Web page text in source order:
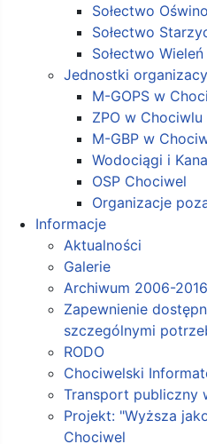
Sołectwo Oświno
Sołectwo
Sołectwo
Jednostki
M-GOPS w
ZPO w Chociwlu
M-GBP w
Wodociągi i
OSP Chociwel
Organizacje
Informacje
Aktualności
Galerie
Archiwum 2006-2016
Zapewnienie
szczególnymi
RODO
Chociwelski
Transport publiczny
Projekt: "Wyższa
Chociwel